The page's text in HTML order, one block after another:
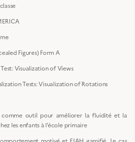
Figures) Form A
Visualization of Views
Tests: Visualization of Rotations
comme outil pour améliorer la fluidité et la
les enfants à l’école primaire